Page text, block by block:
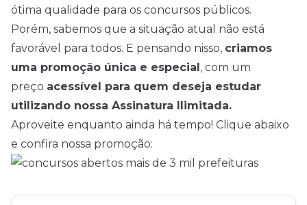
ótima qualidade para os concursos públicos.
Porém, sabemos que a situação atual não está
favorável para todos. E pensando nisso, criamos
uma promoção única e especial, com um
preço acessível para quem deseja estudar
utilizando nossa Assinatura Ilimitada.
Aproveite enquanto ainda há tempo! Clique abaixo
e confira nossa promoção: